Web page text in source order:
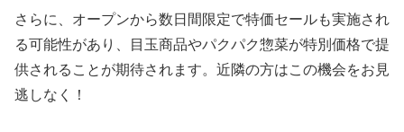
さらに、オープンから数日間限定で特価セールも実施され
る可能性があり、目玉商品やパクパク惣菜が特別価格で提
供されることが期待されます。近隣の方はこの機会をお見
逃しなく！